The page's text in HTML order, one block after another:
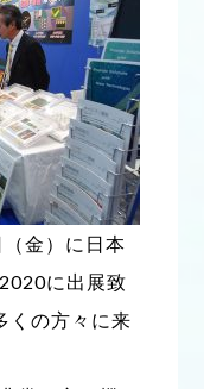
金）に日本
に出展致
くの方々に来